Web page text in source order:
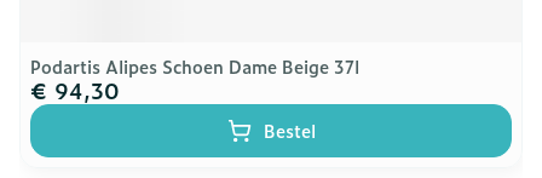
Podartis Alipes Schoen Dame Beige 37l
€ 94,30
Bestel